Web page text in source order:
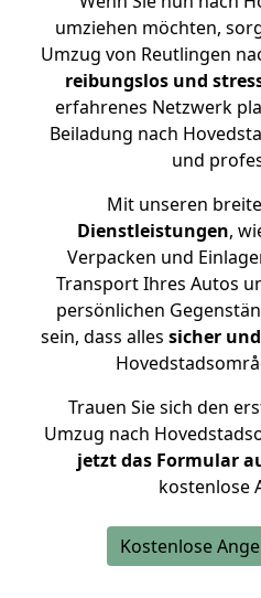
umziehen möchten,
Umzug von Reutlingen
reibungslos und
erfahrenes Netzwerk
Beiladung nach
und
Mit unseren
Dienstleistungen,
Verpacken und
Transport Ihres Autos
persönlichen
sein, dass alles sicher
Trauen Sie sich den
Umzug nach
jetzt das Formular
kostenlose
Kostenlose